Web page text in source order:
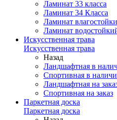
Ламинат 33 класса
Ламинат 34 Класса
Ламинат
Ламинат
Искусственная трава
Искусственная трава
Назад
Ландшафтная в
Спортивная в
Ландшафтная на
Спортивная на заказ
Паркетная доска
Паркетная доска